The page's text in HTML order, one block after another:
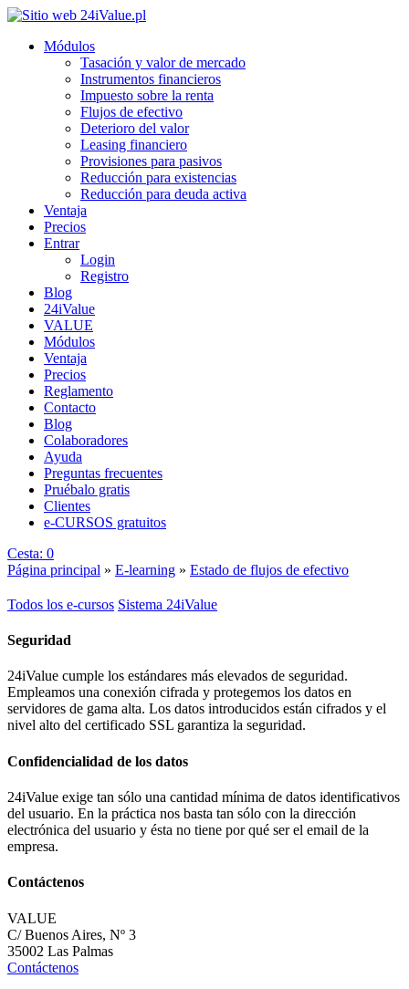
Módulos
Tasación y valor de mercado
Instrumentos financieros
Impuesto sobre la renta
Flujos de efectivo
Deterioro del valor
Leasing financiero
Provisiones para pasivos
Reducción para existencias
Reducción para deuda activa
Ventaja
Precios
Entrar
Login
Registro
Blog
24iValue
VALUE
Módulos
Ventaja
Precios
Reglamento
Contacto
Blog
Colaboradores
Ayuda
Preguntas frecuentes
Pruébalo gratis
Clientes
e-CURSOS gratuitos
Cesta: 0
Página principal » E-learning » Estado de flujos de efectivo
Todos los e-cursos Sistema 24iValue
Seguridad
24iValue cumple los estándares más elevados de seguridad.
Empleamos una conexión cifrada y protegemos los datos en
servidores de gama alta. Los datos introducidos están cifrados y el
nivel alto del certificado SSL garantiza la seguridad.
Confidencialidad de los datos
24iValue exige tan sólo una cantidad mínima de datos identificativos
del usuario. En la práctica nos basta tan sólo con la dirección
electrónica del usuario y ésta no tiene por qué ser el email de la
empresa.
Contáctenos
VALUE
C/ Buenos Aires, Nº 3
35002 Las Palmas
Contáctenos